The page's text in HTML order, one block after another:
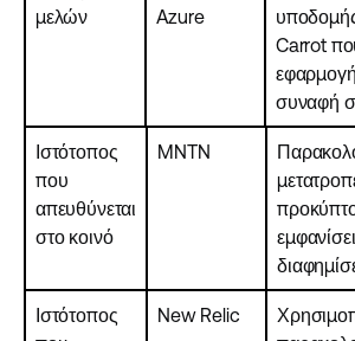
μελών
Azure
Carrot
συναφή
Ιστότοπος
που
απευθύνεται
στο κοινό
MNTN
Ιστότοπος
New Relic